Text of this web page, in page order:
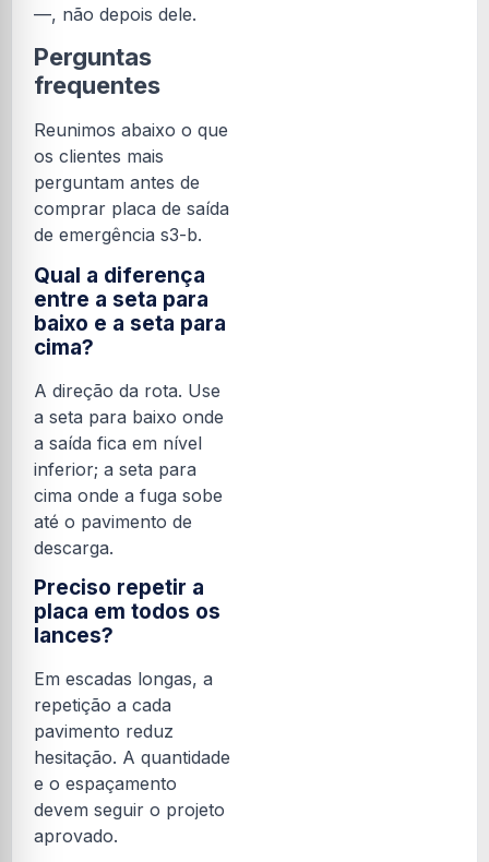
—, não depois dele.
Perguntas
frequentes
Reunimos abaixo o que
os clientes mais
perguntam antes de
comprar placa de saída
de emergência s3-b.
Qual a diferença
entre a seta para
baixo e a seta para
cima?
A direção da rota. Use
a seta para baixo onde
a saída fica em nível
inferior; a seta para
cima onde a fuga sobe
até o pavimento de
descarga.
Preciso repetir a
placa em todos os
lances?
Em escadas longas, a
repetição a cada
pavimento reduz
hesitação. A quantidade
e o espaçamento
devem seguir o projeto
aprovado.